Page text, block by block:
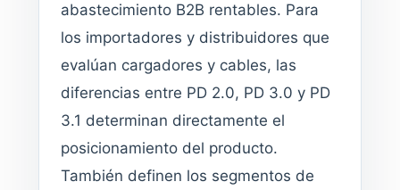
abastecimiento B2B rentables. Para
los importadores y distribuidores que
evalúan cargadores y cables, las
diferencias entre PD 2.0, PD 3.0 y PD
3.1 determinan directamente el
posicionamiento del producto.
También definen los segmentos de